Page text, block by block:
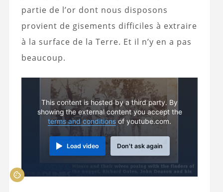
partie de l’or dont nous disposons
provient de gisements difficiles à extraire
à la surface de la Terre. Et il n’y en a pas
beaucoup.
This content is hosted by a third party. By
showing the external content you accept the
terms and conditionsof youtube.com.
Load video Don't ask again